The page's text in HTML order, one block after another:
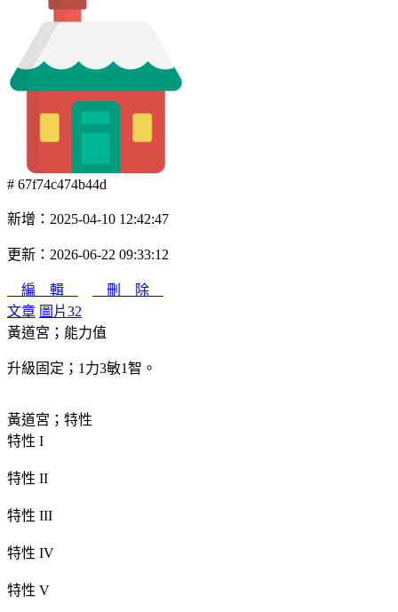
# 67f74c474b44d
新增：2025-04-10 12:42:47
更新：2026-06-22 09:33:12
編 輯
刪 除
文章 圖片32
黃道宮；能力值
升級固定；1力3敏1智。
黃道宮；特性
特性 I
特性 II
特性 III
特性 IV
特性 V